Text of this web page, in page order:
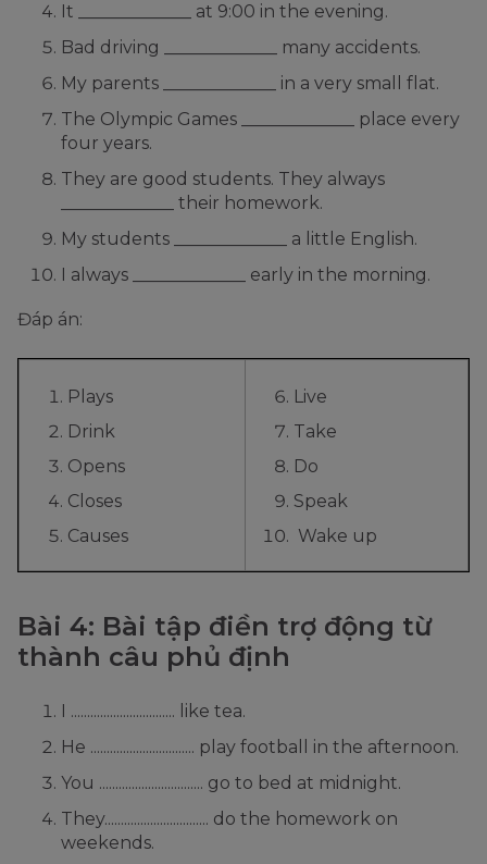
It _____________ at 9:00 in the evening.
Bad driving _____________ many accidents.
My parents _____________ in a very small flat.
The Olympic Games _____________ place every
four years.
They are good students. They always
_____________ their homework.
My students _____________ a little English.
I always _____________ early in the morning.
Đáp án:
Plays
Drink
Opens
Closes
Causes
Live
Take
Do
Speak
Wake up
Bài 4: Bài tập điền trợ động từ
thành câu phủ định
I ................................ like tea.
He ................................ play football in the afternoon.
You ................................ go to bed at midnight.
They................................ do the homework on
weekends.